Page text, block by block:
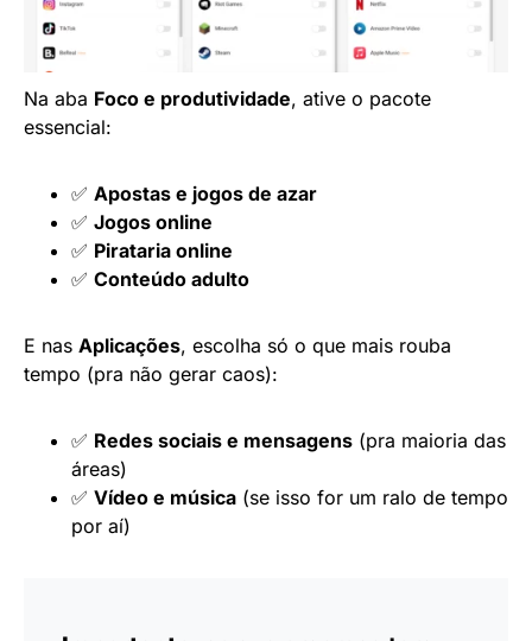
Na aba Foco e produtividade, ative o pacote
essencial:
✅ Apostas e jogos de azar
✅ Jogos online
✅ Pirataria online
✅ Conteúdo adulto
E nas Aplicações, escolha só o que mais rouba
tempo (pra não gerar caos):
✅ Redes sociais e mensagens (pra maioria das
áreas)
✅ Vídeo e música (se isso for um ralo de tempo
por aí)